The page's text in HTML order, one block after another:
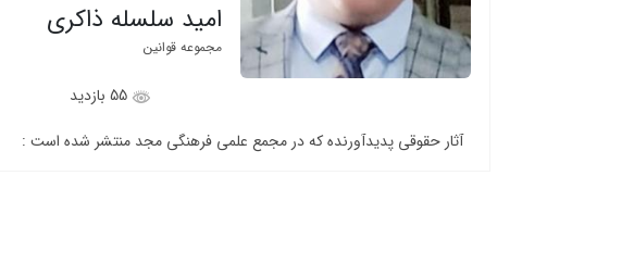
امید سلسله ذاکری
مجموعه قوانین
55 بازدید
آثار حقوقی پدیدآورنده که در مجمع علمی فرهنگی مجد منتشر شده است :